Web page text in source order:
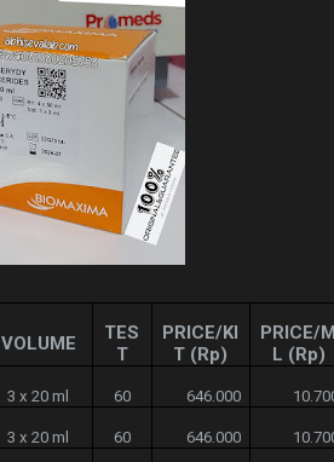
VOLUME
TES
T
PRICE/KI
T (Rp)
PRICE/M
L (Rp)
3 x 20 ml 60 646.000
3 x 20 ml 60 646.000